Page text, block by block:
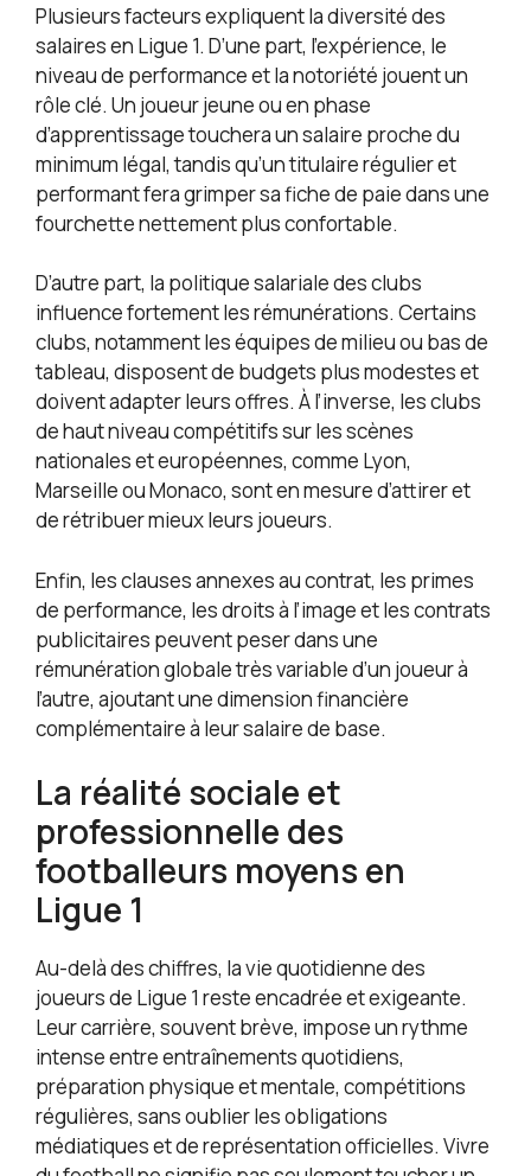
Plusieurs facteurs expliquent la diversité des
salaires en Ligue 1. D’une part, l’expérience, le
niveau de performance et la notoriété jouent un
rôle clé. Un joueur jeune ou en phase
d’apprentissage touchera un salaire proche du
minimum légal, tandis qu’un titulaire régulier et
performant fera grimper sa fiche de paie dans une
fourchette nettement plus confortable.
D’autre part, la politique salariale des clubs
influence fortement les rémunérations. Certains
clubs, notamment les équipes de milieu ou bas de
tableau, disposent de budgets plus modestes et
doivent adapter leurs offres. À l’inverse, les clubs
de haut niveau compétitifs sur les scènes
nationales et européennes, comme Lyon,
Marseille ou Monaco, sont en mesure d’attirer et
de rétribuer mieux leurs joueurs.
Enfin, les clauses annexes au contrat, les primes
de performance, les droits à l’image et les contrats
publicitaires peuvent peser dans une
rémunération globale très variable d’un joueur à
l’autre, ajoutant une dimension financière
complémentaire à leur salaire de base.
La réalité sociale et
professionnelle des
footballeurs moyens en
Ligue 1
Au-delà des chiffres, la vie quotidienne des
joueurs de Ligue 1 reste encadrée et exigeante.
Leur carrière, souvent brève, impose un rythme
intense entre entraînements quotidiens,
préparation physique et mentale, compétitions
régulières, sans oublier les obligations
médiatiques et de représentation officielles. Vivre